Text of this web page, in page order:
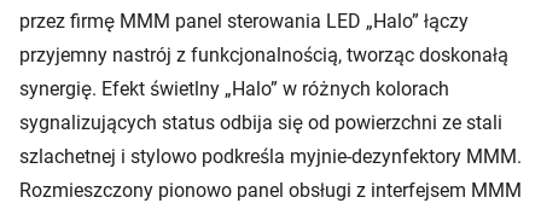
przez firmę MMM panel sterowania LED „Halo” łączy
przyjemny nastrój z funkcjonalnością, tworząc doskonałą
synergię. Efekt świetlny „Halo” w różnych kolorach
sygnalizujących status odbija się od powierzchni ze stali
szlachetnej i stylowo podkreśla myjnie-dezynfektory MMM.
Rozmieszczony pionowo panel obsługi z interfejsem MMM